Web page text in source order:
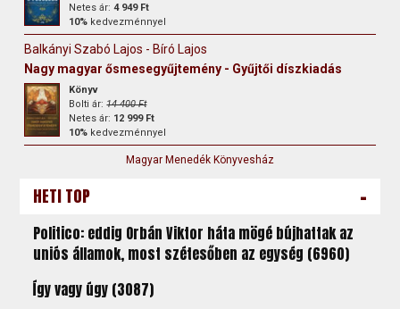
Netes ár:4 949 Ft
10% kedvezménnyel
Balkányi Szabó Lajos - Bíró Lajos
Nagy magyar ősmesegyűjtemény - Gyűjtői díszkiadás
Könyv
Bolti ár:14 400 Ft
Netes ár: 12 999 Ft
10% kedvezménnyel
Magyar Menedék Könyvesház
HETI TOP -
Politico: eddig Orbán Viktor háta mögé bújhattak az
uniós államok, most szétesőben az egység (6960)
Így vagy úgy (3087)